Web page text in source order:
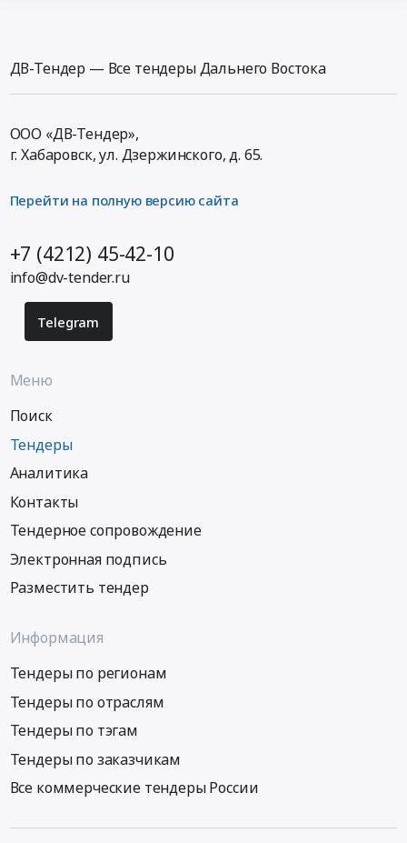
ДВ-Тендер — Все тендеры Дальнего Востока
ООО «ДВ-Тендер»,
г. Хабаровск,ул. Дзержинского, д. 65.
Перейти на полную версию сайта
+7 (4212) 45-42-10
info@dv-tender.ru
Telegram
Меню
Поиск
Тендеры
Аналитика
Контакты
Тендерное сопровождение
Электронная подпись
Разместить тендер
Информация
Тендеры по регионам
Тендеры по отраслям
Тендеры по тэгам
Тендеры по заказчикам
Все коммерческие тендеры России